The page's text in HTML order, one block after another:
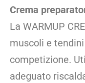
Crema
La WARMUP
muscoli e
competizione.
adeguato